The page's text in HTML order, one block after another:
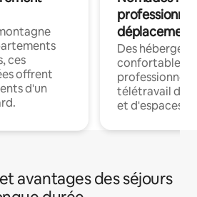
ces
offrent
d'un
déplacement
Des
confortables
professionnels
télétravail
et d'espaces
avantages des séjours